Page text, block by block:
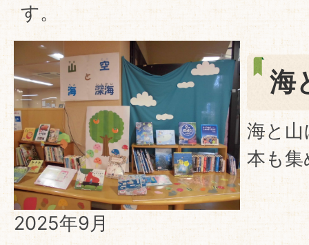
す。
2025年9月
海
海と山
本も